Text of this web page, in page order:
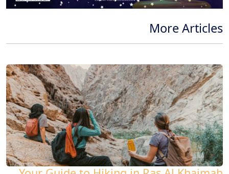
More Articles